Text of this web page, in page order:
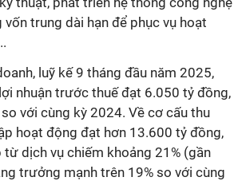
trung dài hạn để phục vụ hoạt
luỹ kế 9 tháng đầu năm 2025,
nhuận trước thuế đạt 6.050 tỷ đồng,
với cùng kỳ 2024. Về cơ cấu thu
hoạt động đạt hơn 13.600 tỷ đồng,
dịch vụ chiếm khoảng 21% (gần
trưởng mạnh trên 19% so với cùng